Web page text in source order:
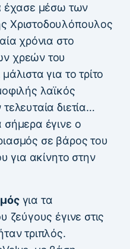
έχασε μέσω των
Χριστοδουλόπουλος
χρόνια στο
χρεών του
για το τρίτο
λαϊκός
διετία…
σήμερα έγινε ο
σε βάρος του
για ακίνητο στην
για τα
ζεύγους έγινε στις
τριπλός.